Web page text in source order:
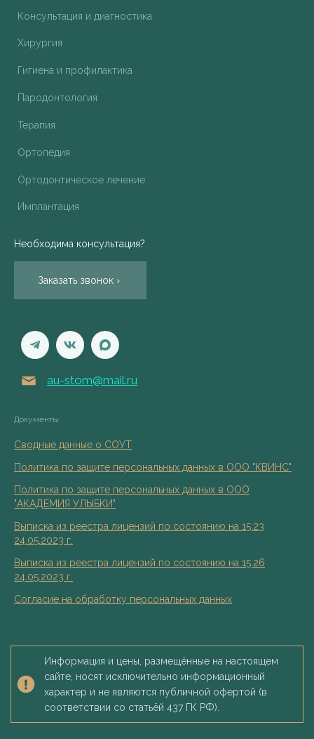
Консультация и диагностика
Хирургия
Гигиена и профилактика
Пародонтология
Терапия
Ортопедия
Ортодонтическое лечение
Имплантация
Необходима консультация?
Заказать звонок ›
au-stom@mail.ru
Документы:
Сводные данные о СОУТ
Политика по защите персональных данных в ООО "КВИНС"
Политика по защите персональных данных в ООО
"АКАДЕМИЯ УЛЫБКИ"
Выписка из реестра лицензий по состоянию на 15:23
24.05.2023 г.
Выписка из реестра лицензий по состоянию на 15:26
24.05.2023 г.
Согласие на обработку персональных данных
Информация и цены, размещённые на настоящем
сайте, носят исключительно информационный
характер и не являются публичной офертой (в
соответствии со статьёй 437 ГК РФ).